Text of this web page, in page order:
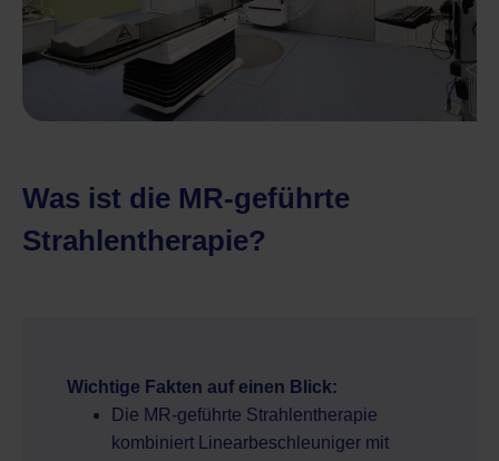
Was ist die MR-geführte
Strahlentherapie?
Wichtige Fakten auf einen Blick:
Die MR-geführte Strahlentherapie
kombiniert Linearbeschleuniger mit